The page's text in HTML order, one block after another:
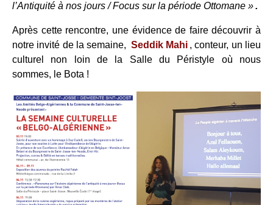
l’Antiquité à nos jours / Focus sur la période Ottomane ».
Après cette rencontre, une évidence de faire découvrir à
notre invité de la semaine, Seddik Mahi , conteur, un lieu
culturel non loin de la Salle du Péristyle où nous
sommes, le Bota !